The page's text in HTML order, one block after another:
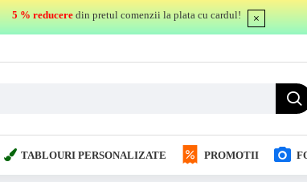
5 % reducere din pretul comenzii la plata cu cardul!
TABLOURI PERSONALIZATE PROMOTII